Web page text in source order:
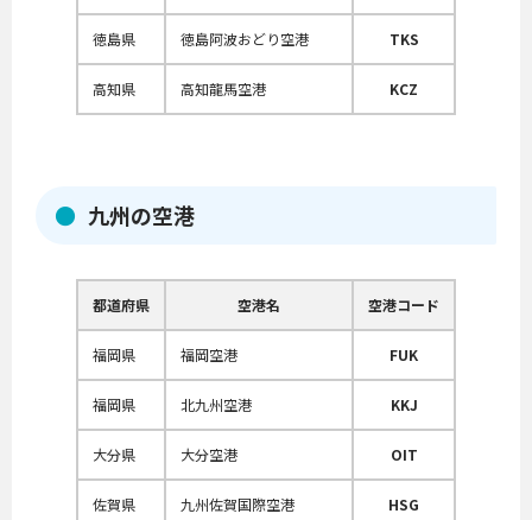
徳島県 徳島阿波おどり空港 TKS
高知県 高知龍馬空港 KCZ
九州の空港
都道府県 空港名 空港コード
福岡県 福岡空港 FUK
福岡県 北九州空港 KKJ
大分県 大分空港 OIT
佐賀県 九州佐賀国際空港 HSG